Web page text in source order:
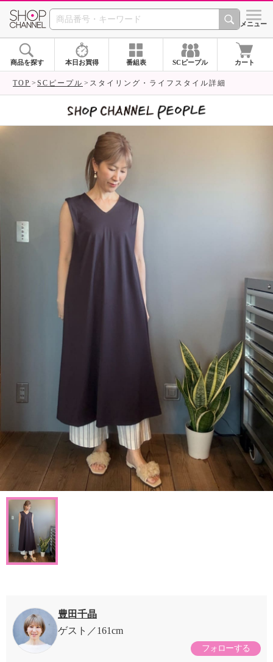
SHOP CHANNEL シメニュー
商品を探す 本日お買得 番組表 SCピープル カート
TOP SCピープル スタイリング・ライフスタイル詳細
豊田千晶
ゲスト
161cm
フォローする